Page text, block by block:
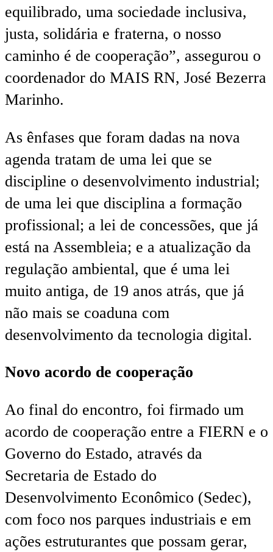
equilibrado, uma sociedade inclusiva,
justa, solidária e fraterna, o nosso
caminho é de cooperação”, assegurou o
coordenador do MAIS RN, José Bezerra
Marinho.
As ênfases que foram dadas na nova
agenda tratam de uma lei que se
discipline o desenvolvimento industrial;
de uma lei que disciplina a formação
profissional; a lei de concessões, que já
está na Assembleia; e a atualização da
regulação ambiental, que é uma lei
muito antiga, de 19 anos atrás, que já
não mais se coaduna com
desenvolvimento da tecnologia digital.
Novo acordo de cooperação
Ao final do encontro, foi firmado um
acordo de cooperação entre a FIERN e o
Governo do Estado, através da
Secretaria de Estado do
Desenvolvimento Econômico (Sedec),
com foco nos parques industriais e em
ações estruturantes que possam gerar,